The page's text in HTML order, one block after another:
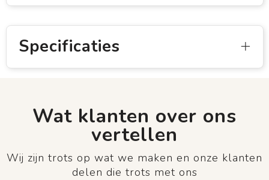
Specificaties
Wat klanten over ons
vertellen
Wij zijn trots op wat we maken en onze klanten
delen die trots met ons